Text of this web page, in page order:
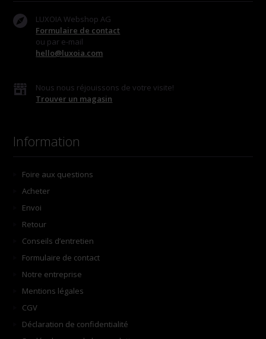
LUXOIA Webshop AG
Formulaire de contact
ou par e-mail
hello@luxoia.com
Nous nous réjouissons de votre visite!
Trouver un magasin
Information
Foire aux questions
Acheter
Envoi
Retour
Conseils d’entretien
Formulaire de contact
Notre entreprise
Mentions légales
CGV
Déclaration de confidentialité